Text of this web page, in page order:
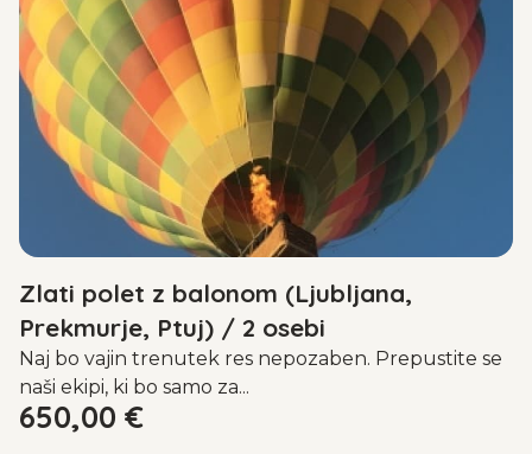
Zlati polet z balonom (Ljubljana,
Prekmurje, Ptuj) / 2 osebi
Naj bo vajin trenutek res nepozaben. Prepustite se
naši ekipi, ki bo samo za...
650,00 €